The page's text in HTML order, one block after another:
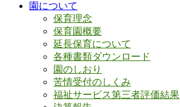
園について
保育理念
保育園概要
延長保育について
各種書類ダウンロード
園のしおり
苦情受付のしくみ
福祉サービス第三者評価結果